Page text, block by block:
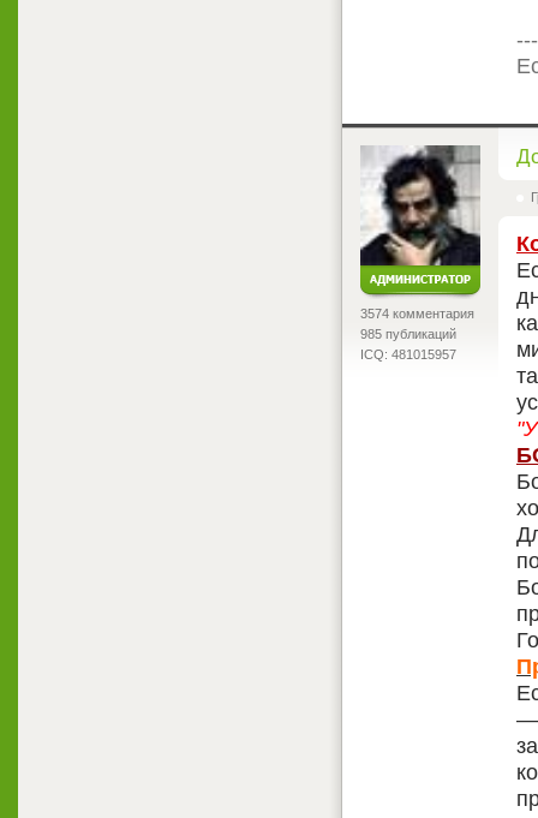
3574 комментария
985 публикаций
ICQ: 481015957
—